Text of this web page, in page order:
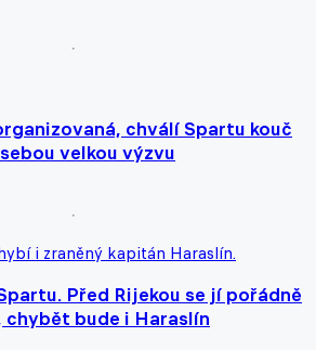
chválí Spartu kouč
velkou výzvu
Před Rijekou se jí pořádně
bude i Haraslín